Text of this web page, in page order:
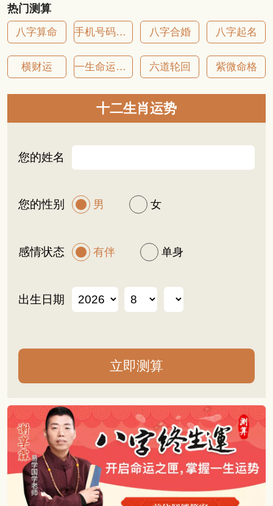
热门测算
八字算命 手机号码吉凶 八字合婚 八字起名
横财运 一生命运详批 六道轮回 紫微命格
十二生肖运势
您的姓名
您的性别 男 女
感情状态 有伴 单身
出生日期